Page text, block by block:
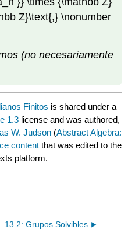
Z}\text{,} \nonumber
(no necesariamente
Finitos is shared under a
1.3 license and was authored,
W. Judson (Abstract Algebra:
content that was edited to the
platform.
13.2: Grupos Solvibles